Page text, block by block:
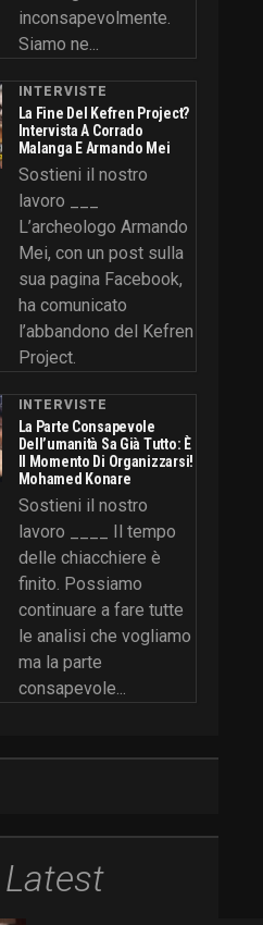
inconsapevolmente.
Siamo ne...
INTERVISTE
La Fine Del Kefren Project?
Intervista A Corrado
Malanga E Armando Mei
Sostieni il nostro
lavoro ___
L’archeologo Armando
Mei, con un post sulla
sua pagina Facebook,
ha comunicato
l’abbandono del Kefren
Project.
INTERVISTE
La Parte Consapevole
Dell’umanità Sa Già Tutto: È
Il Momento Di Organizzarsi!
Mohamed Konare
Sostieni il nostro
lavoro ____ Il tempo
delle chiacchiere è
finito. Possiamo
continuare a fare tutte
le analisi che vogliamo
ma la parte
consapevole...
Latest